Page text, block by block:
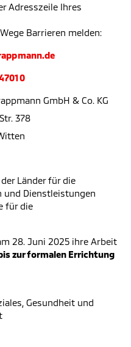
Adresszeile Ihres
Barrieren melden:
GmbH & Co. KG
378
Länder für die
und Dienstleistungen
für die
28. Juni 2025 ihre Arbeit
zur formalen Errichtung
Gesundheit und